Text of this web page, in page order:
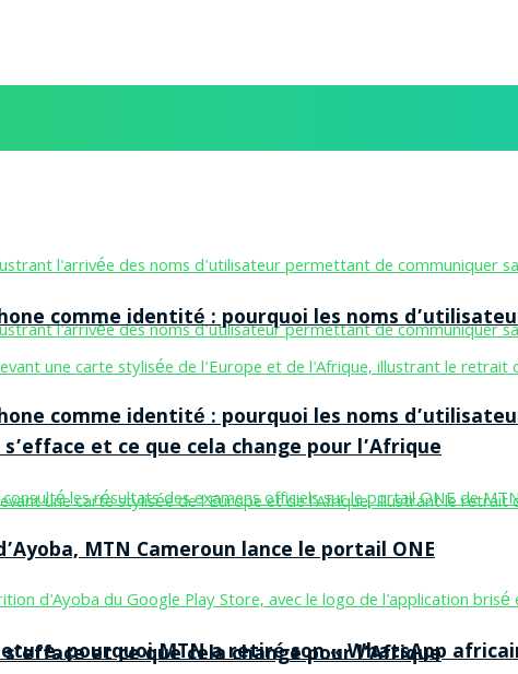
comme identité : pourquoi les noms
et ce que cela change pour l’Afrique
comme identité : pourquoi les noms
et ce que cela change pour l’Afrique
MTN Cameroun lance le portail ONE
pourquoi MTN a retiré son « WhatsApp